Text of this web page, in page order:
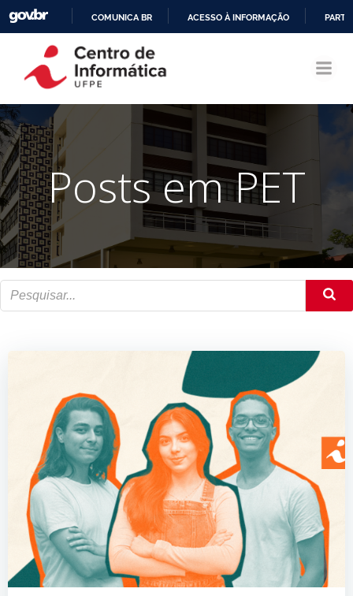
CONTEÚDO
COMUNICA BR ACESSO À INFORMAÇÃO
Posts em PET